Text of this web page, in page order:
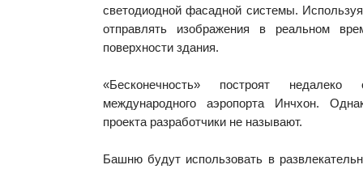
светодиодной фасадной системы.
отправлять изображения в реальном
поверхности здания.
«Бесконечность» построят
международного аэропорта Инчхон.
проекта разработчики не называют.
Башню будут использовать в